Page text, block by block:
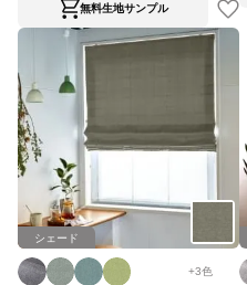
無料生地サンプル
シェード
+3色